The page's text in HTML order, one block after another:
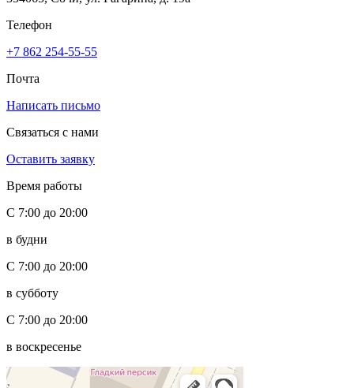
Телефон
+7 862 254-55-55
Почта
Написать письмо
Связаться с нами
Оставить заявку
Время работы
С 7:00 до 20:00
в будни
С 7:00 до 20:00
в субботу
С 7:00 до 20:00
в воскресенье